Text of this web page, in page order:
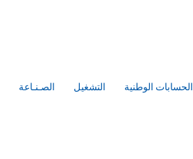
الحسابات الوطنية التشغيل الصـنـاعة